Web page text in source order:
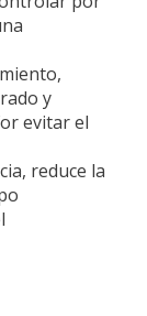
y
evitar el
reduce la